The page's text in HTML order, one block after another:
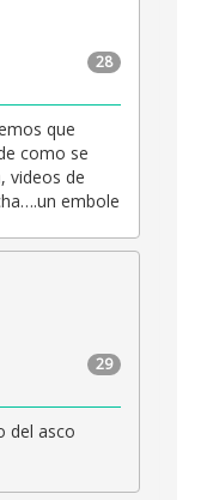
28
que
como se
videos de
embole
29
del asco